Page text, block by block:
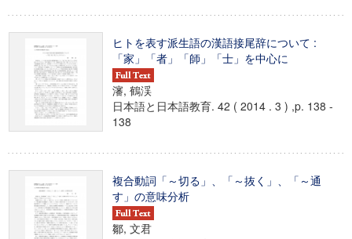
ヒトを表す派生語の漢語接尾辞について :
「家」「者」「師」「士」を中心に
瀋, 鶴渓
日本語と日本語教育. 42 ( 2014 . 3 ) ,p. 138 -
138
複合動詞「～切る」、「～抜く」、「～通
す」の意味分析
鄒, 文君